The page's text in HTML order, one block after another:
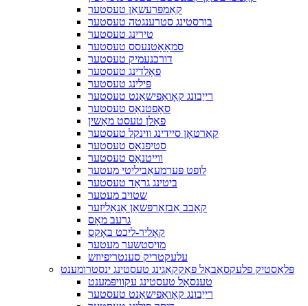
קאַמפּרעשאַן טעסטער
בורסטינג סטרענגטה טעסטער
טירינג טעסטער
סמאָאָטנעסס טעסטער
דורכנעמיק טעסטער
פאָלדינג טעסטער
פּילינג טעסטער
רייַבונג קאָואַפישאַנט טעסטער
סאָפטנאַס טעסטער
פאַלן טעסט מאַשין
קאַרטאָן סיידינג ווינקל טעסטער
סטיפנאַס טעסטער
ווייטנאַס טעסטער
לופט פּערמעאַביליטי מעטער
ביטינג גראַד טעסטער
שטויב מעטער
קאָבב אַבזאָרפּשאַן אַנאַליזער
גרעב מאָס
קאָליר-ליכט באָקס
מויסטשער מעטער
עלעקטריק סענטריפיוזש
פּלאַסטיק פלעקסאַבאַל פּאַקקאַגינג טעסטינג ינסטרומענט
טענסאַל טעסטינג עקוויפּמענט
רייַבונג קאָואַפישאַנט טעסטער